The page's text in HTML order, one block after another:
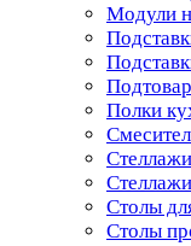
Модули
Полки
Столы
Столы